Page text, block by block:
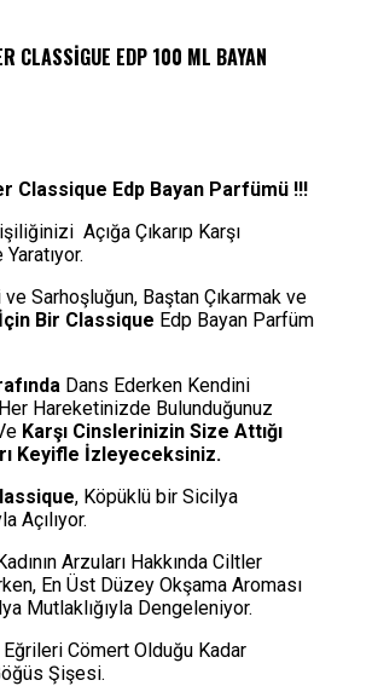
CLASSİGUE EDP 100 ML BAYAN
Classique Edp Bayan Parfümü !!!
Açığa Çıkarıp Karşı
ve Sarhoşluğun, Baştan Çıkarmak ve
Bir Classique Edp Bayan Parfüm
Dans Ederken Kendini
Hareketinizde Bulunduğunuz
Karşı Cinslerinizin Size Attığı
Keyifle İzleyeceksiniz.
, Köpüklü bir Sicilya
Açılıyor.
Arzuları Hakkında Ciltler
En Üst Düzey Okşama Aroması
Mutlaklığıyla Dengeleniyor.
Eğrileri Cömert Olduğu Kadar
Şişesi.